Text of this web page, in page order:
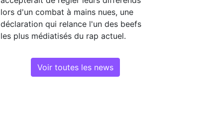
lors d'un combat à mains nues, une
déclaration qui relance l'un des beefs
les plus médiatisés du rap actuel.
Voir toutes les news